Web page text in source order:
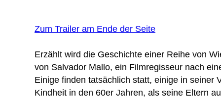
Zum Trailer am Ende der Seite
Erzählt wird die Geschichte einer Reihe von
von Salvador Mallo, ein Filmregisseur nach
Einige finden tatsächlich statt, einige in seiner
Kindheit in den 60er Jahren, als seine Eltern